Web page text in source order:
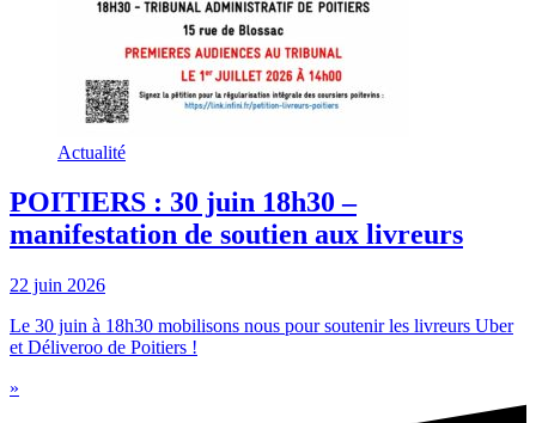
Actualité
POITIERS : 30 juin 18h30 –
manifestation de soutien aux livreurs
22 juin 2026
Le 30 juin à 18h30 mobilisons nous pour soutenir les livreurs Uber
et Déliveroo de Poitiers !
»